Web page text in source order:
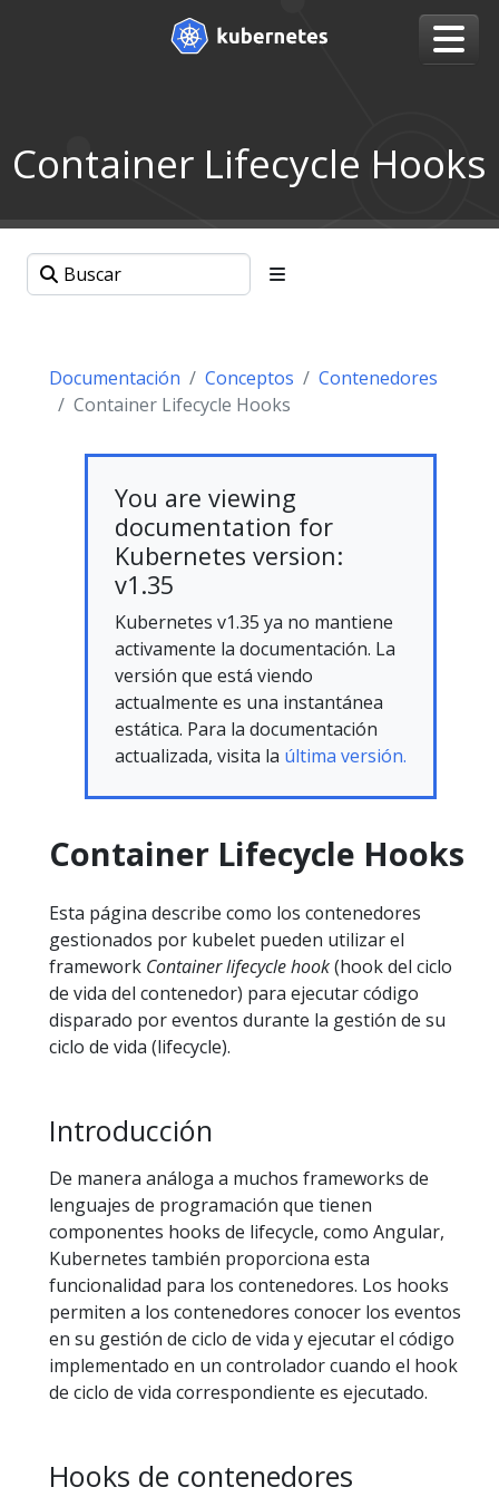
Container Lifecycle Hooks
Documentación Conceptos
Contenedores
Container Lifecycle Hooks
You are viewing
documentation for
Kubernetes version:
v1.35
Kubernetes v1.35 ya no mantiene
activamente la documentación. La
versión que está viendo
actualmente es una instantánea
estática. Para la documentación
actualizada, visita la última versión.
Container Lifecycle Hooks
Esta página describe como los contenedores
gestionados por kubelet pueden utilizar el
framework Container lifecycle hook(hook del ciclo
de vida del contenedor) para ejecutar código
disparado por eventos durante la gestión de su
ciclo de vida (lifecycle).
Introducción
De manera análoga a muchos frameworks de
lenguajes de programación que tienen
componentes hooks de lifecycle, como Angular,
Kubernetes también proporciona esta
funcionalidad para los contenedores. Los hooks
permiten a los contenedores conocer los eventos
en su gestión de ciclo de vida y ejecutar el código
implementado en un controlador cuando el hook
de ciclo de vida correspondiente es ejecutado.
Hooks de contenedores